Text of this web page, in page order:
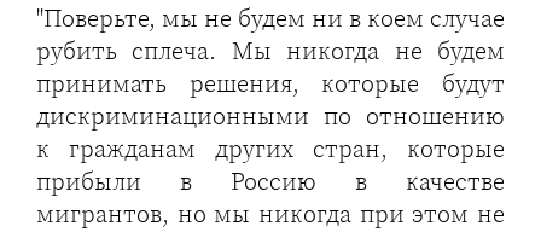
"Поверьте, мы не будем ни в коем случае
рубить сплеча. Мы никогда не будем
принимать решения, которые будут
дискриминационными по отношению
к гражданам других стран, которые
прибыли в Россию в качестве
мигрантов, но мы никогда при этом не